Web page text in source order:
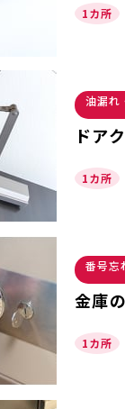
1カ所
油漏れ
ドア
1カ所
番号忘
金庫
1カ所